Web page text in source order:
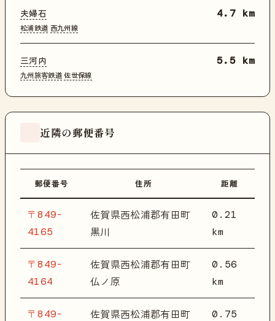
夫婦石
松浦鉄道 西九州線
4.7 km
三河内
九州旅客鉄道 佐世保線
5.5 km
近隣の郵便番号
郵便番号 住所 距離
〒849-
4165
佐賀県西松浦郡有田町
黒川
0.21
km
〒849-
4164
佐賀県西松浦郡有田町
仏ノ原
0.56
km
〒849- 佐賀県西松浦郡有田町 0.75